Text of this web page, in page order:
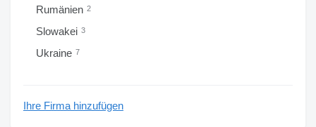
Rumänien 2
Slowakei 3
Ukraine 7
Ihre Firma hinzufügen